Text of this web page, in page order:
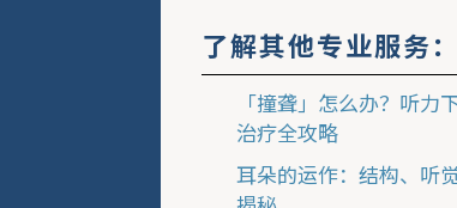
了解其他专业服务：
「撞聋」怎么办？听力
治疗全攻略
耳朵的运作：结构、听